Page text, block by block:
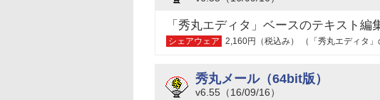
「秀丸エディタ」ベースのテキスト編
シェアウェア 2,160円（税込み） （「秀丸エディタ」
秀丸メール（64bit版）
v6.55（16/09/16）